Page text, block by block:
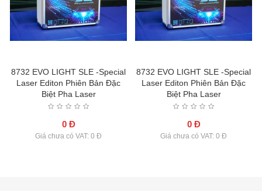
8732 EVO LIGHT SLE -Special
Laser Editon Phiên Bản Đặc
Biệt Pha Laser
0 Đ
Giá chưa có VAT: 0 Đ
8732 EVO LIGHT SLE -Special
Laser Editon Phiên Bản Đặc
Biệt Pha Laser
0 Đ
Giá chưa có VAT: 0 Đ